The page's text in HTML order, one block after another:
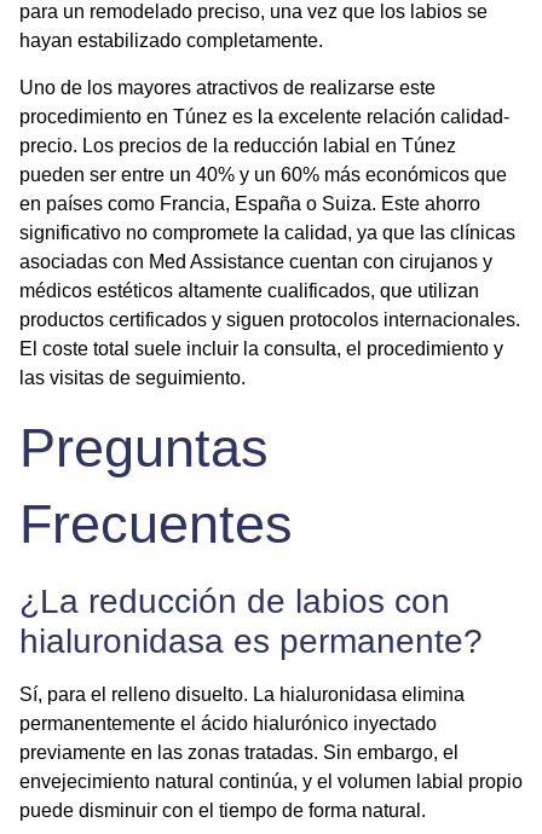
para un remodelado preciso, una vez que los labios se
hayan estabilizado completamente.
Uno de los mayores atractivos de realizarse este
procedimiento en Túnez es la excelente relación calidad-
precio. Los precios de la reducción labial en Túnez
pueden ser entre un 40% y un 60% más económicos que
en países como Francia, España o Suiza. Este ahorro
significativo no compromete la calidad, ya que las clínicas
asociadas con Med Assistance cuentan con cirujanos y
médicos estéticos altamente cualificados, que utilizan
productos certificados y siguen protocolos internacionales.
El coste total suele incluir la consulta, el procedimiento y
las visitas de seguimiento.
Preguntas
Frecuentes
¿La reducción de labios con
hialuronidasa es permanente?
Sí, para el relleno disuelto. La hialuronidasa elimina
permanentemente el ácido hialurónico inyectado
previamente en las zonas tratadas. Sin embargo, el
envejecimiento natural continúa, y el volumen labial propio
puede disminuir con el tiempo de forma natural.